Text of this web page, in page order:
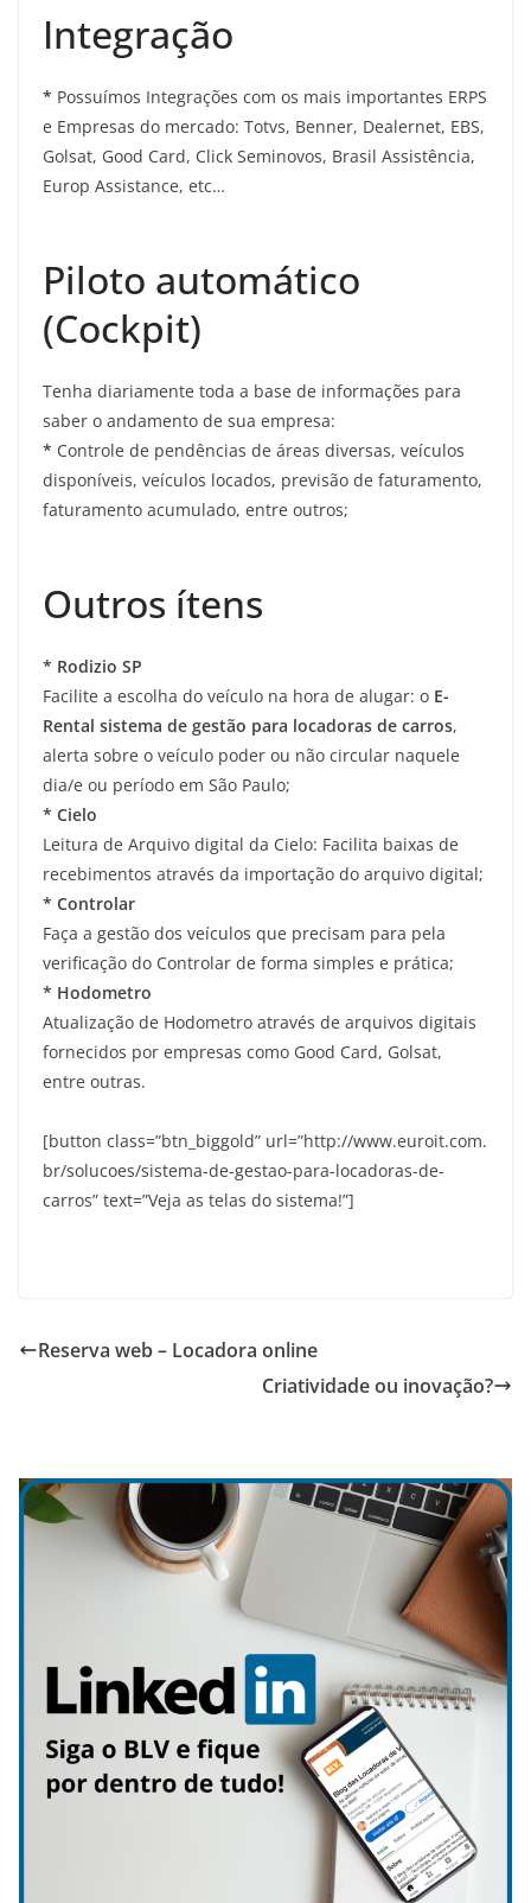
Integração
* Possuímos Integrações com os mais importantes ERPS
e Empresas do mercado: Totvs, Benner, Dealernet, EBS,
Golsat, Good Card, Click Seminovos, Brasil Assistência,
Europ Assistance, etc…
Piloto automático
(Cockpit)
Tenha diariamente toda a base de informações para
saber o andamento de sua empresa:
* Controle de pendências de áreas diversas, veículos
disponíveis, veículos locados, previsão de faturamento,
faturamento acumulado, entre outros;
Outros ítens
* Rodizio SP
Facilite a escolha do veículo na hora de alugar: o E-
Rental sistema de gestão para locadoras de carros,
alerta sobre o veículo poder ou não circular naquele
dia/e ou período em São Paulo;
* Cielo
Leitura de Arquivo digital da Cielo: Facilita baixas de
recebimentos através da importação do arquivo digital;
* Controlar
Faça a gestão dos veículos que precisam para pela
verificação do Controlar de forma simples e prática;
* Hodometro
Atualização de Hodometro através de arquivos digitais
fornecidos por empresas como Good Card, Golsat,
entre outras.
[button class=”btn_biggold” url=”http://www.euroit.com.
br/solucoes/sistema-de-gestao-para-locadoras-de-
carros” text=”Veja as telas do sistema!”]
Reserva web – Locadora online
Criatividade ou inovação?